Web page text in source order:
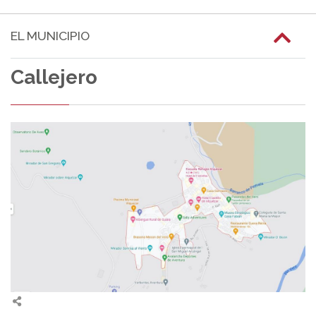
EL MUNICIPIO
Callejero